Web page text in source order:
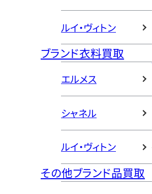
ルイ・ヴィトン
ブランド衣料買取
エルメス
シャネル
ルイ・ヴィトン
その他ブランド品買取